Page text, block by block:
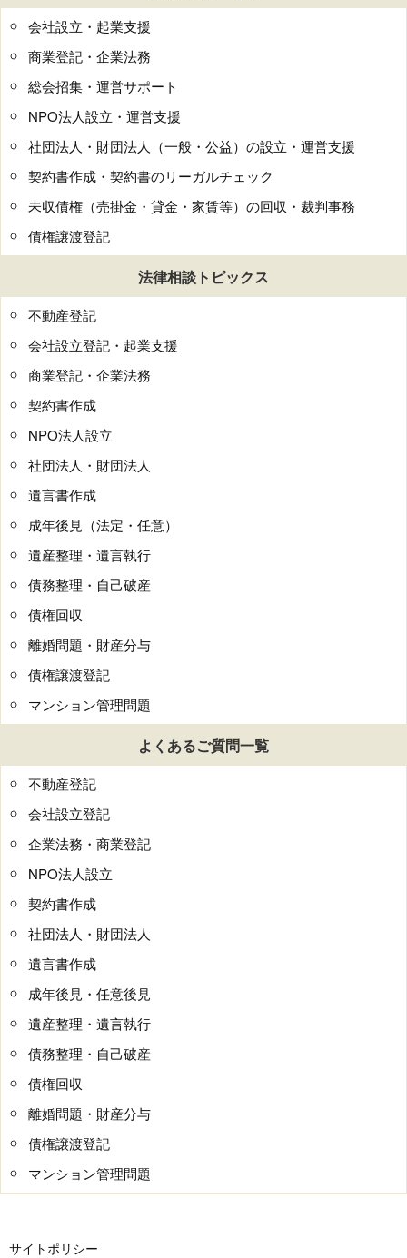
会社設立・起業支援
商業登記・企業法務
総会招集・運営サポート
NPO法人設立・運営支援
社団法人・財団法人（一般・公益）の設立・運営支援
契約書作成・契約書のリーガルチェック
未収債権（売掛金・貸金・家賃等）の回収・裁判事務
債権譲渡登記
法律相談トピックス
不動産登記
会社設立登記・起業支援
商業登記・企業法務
契約書作成
NPO法人設立
社団法人・財団法人
遺言書作成
成年後見（法定・任意）
遺産整理・遺言執行
債務整理・自己破産
債権回収
離婚問題・財産分与
債権譲渡登記
マンション管理問題
よくあるご質問一覧
不動産登記
会社設立登記
企業法務・商業登記
NPO法人設立
契約書作成
社団法人・財団法人
遺言書作成
成年後見・任意後見
遺産整理・遺言執行
債務整理・自己破産
債権回収
離婚問題・財産分与
債権譲渡登記
マンション管理問題
サイトポリシー